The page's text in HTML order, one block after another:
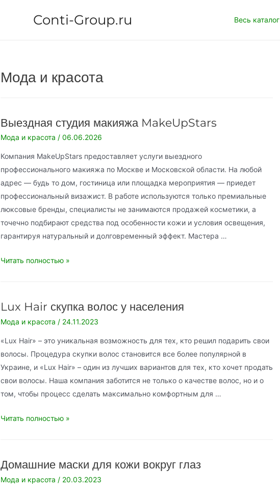
Conti-Group.ru Весь каталог
Мода и красота
Выездная студия макияжа MakeUpStars
Мода и красота / 06.06.2026
Компания MakeUpStars предоставляет услуги выездного
профессионального макияжа по Москве и Московской области. На любой
адрес — будь то дом, гостиница или площадка мероприятия — приедет
профессиональный визажист. В работе используются только премиальные
люксовые бренды, специалисты не занимаются продажей косметики, а
точечно подбирают средства под особенности кожи и условия освещения,
гарантируя натуральный и долговременный эффект. Мастера …
Выездная
MakeUpStars
Читать полностью »
Lux Hair скупка волос у населения
Мода и красота / 24.11.2023
«Lux Hair» – это уникальная возможность для тех, кто решил подарить свои
волосы. Процедура скупки волос становится все более популярной в
Украине, и «Lux Hair» – один из лучших вариантов для тех, кто хочет продать
свои волосы. Наша компания заботится не только о качестве волос, но и о
том, чтобы процесс сделать максимально комфортным для …
Lux
у
населения
Читать полностью »
Домашние маски для кожи вокруг глаз
Мода и красота / 20.03.2023